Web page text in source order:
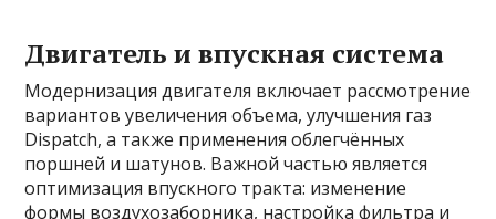
Двигатель и впускная система
Модернизация двигателя включает рассмотрение
вариантов увеличения объема, улучшения газ
Dispatch, а также применения облегчённых
поршней и шатунов. Важной частью является
оптимизация впускного тракта: изменение
формы воздухозаборника, настройка фильтра и